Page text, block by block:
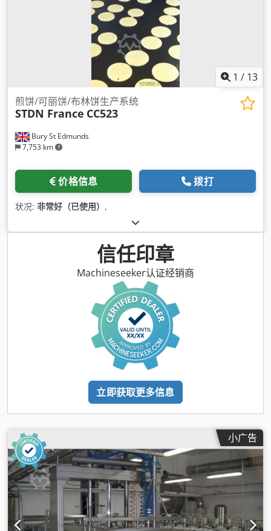
1 / 13
Bury St Edmunds
7,753 km
煎饼/可丽饼/布林饼生产系统
STDN France CC523
价格信息 拨打
状况: 非常好（已使用） ,
信任印章
Machineseeker认证经销商
立即获取更多信息
小广告